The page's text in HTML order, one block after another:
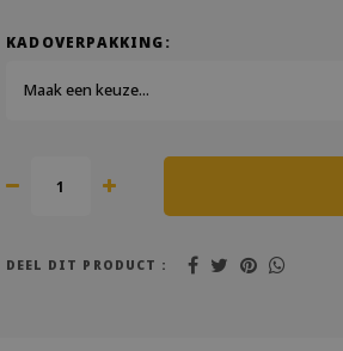
KADOVERPAKKING:
Maak een keuze...
DEEL DIT PRODUCT :